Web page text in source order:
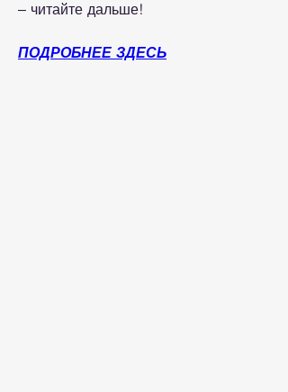
– читайте дальше!
ПОДРОБНЕЕ ЗДЕСЬ